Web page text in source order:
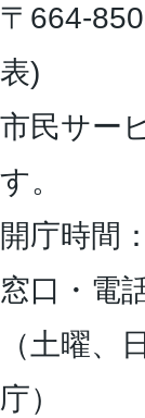
〒664-
表)
市民サー
す。
開庁時間
窓口・電
（土曜
庁）